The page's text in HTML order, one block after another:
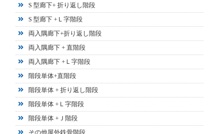
S 型廊下+ 折り返し階段
S 型廊下 +Ｌ字階段
両入隅廊下+折り返し階段
両入隅廊下 + 直階段
両入隅廊下 +Ｌ字階段
階段単体+直階段
階段単体 + 折り返し階段
階段単体 +Ｌ字階段
階段単体 +Ｊ階段
その他屋外鉄骨階段